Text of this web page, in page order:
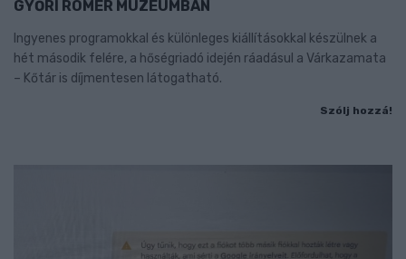
GYŐRI RÓMER MÚZEUMBAN
Ingyenes programokkal és különleges kiállításokkal készülnek a
hét második felére, a hőségriadó idején ráadásul a Várkazamata
– Kőtár is díjmentesen látogatható.
Szólj hozzá!